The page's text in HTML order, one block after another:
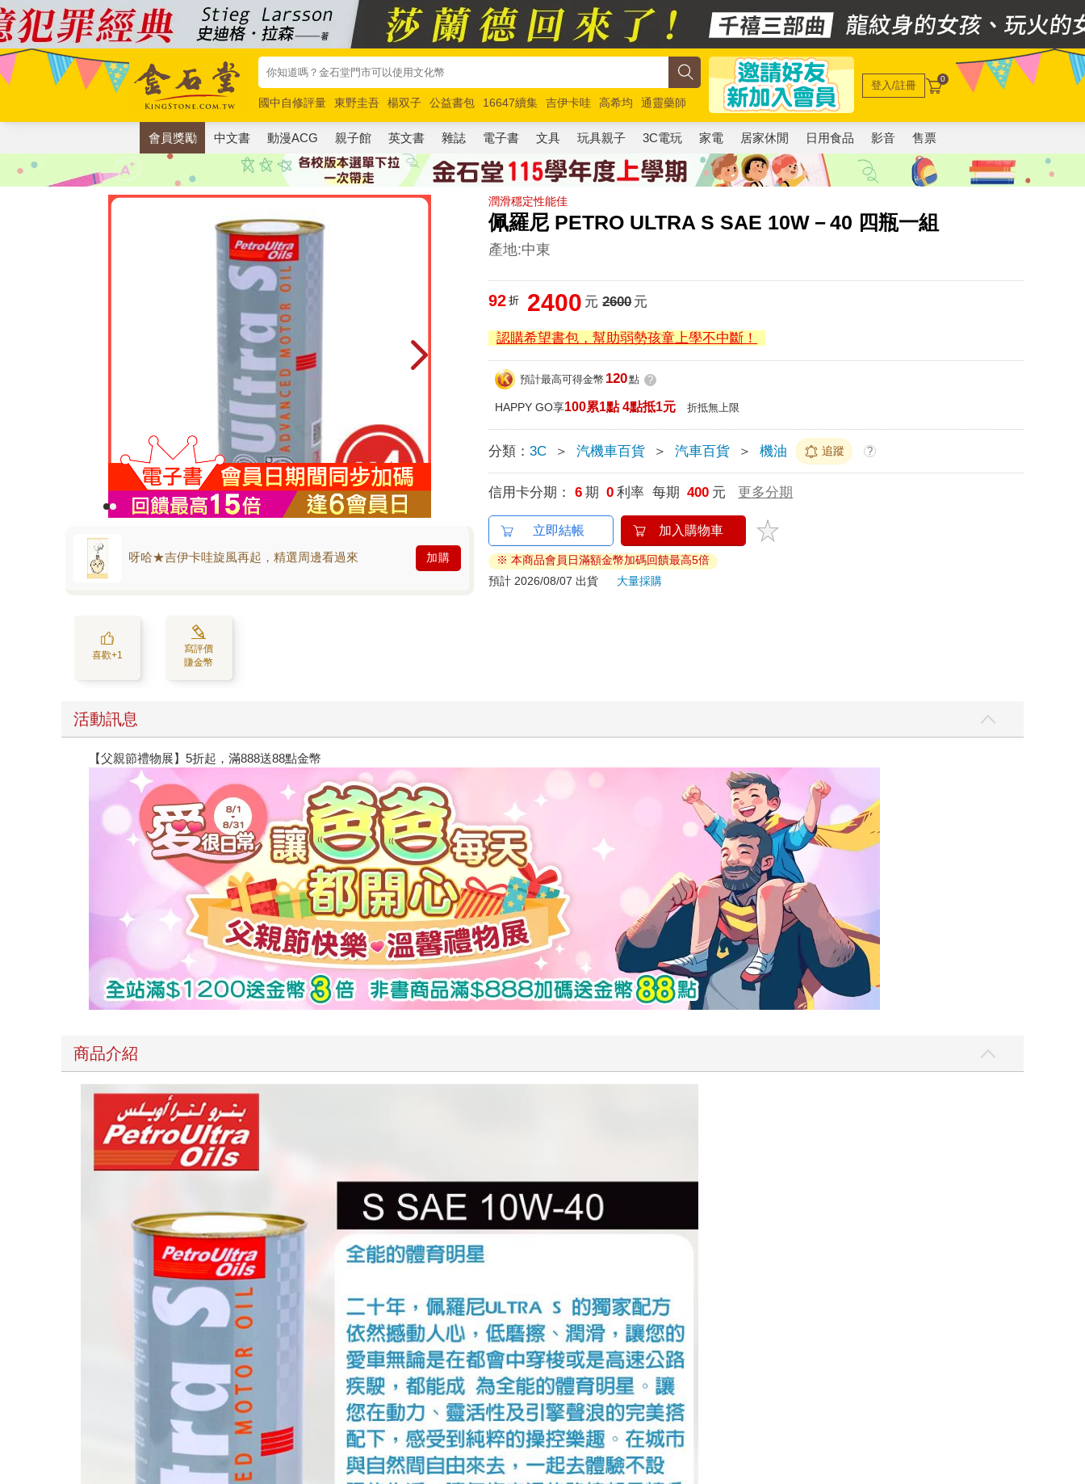
國中自修評量 東野圭吾 楊双子 公益書包 16647續集 吉伊卡哇 高希均
通靈藥師
唯紅花綻放
奧德賽 路邊攤新作 馬斯克 玩具總動員5 超慢跑
登入/註冊 0
會員獎勵 中文書 動漫ACG 親子館 英文書 雜誌 電子書 文具 玩具親子 3C電玩 家電 居家休閒 日用食品 影音 售票
潤滑穩定性能佳
佩羅尼 PETRO ULTRA S SAE 10W－40 四瓶一組
產地:中東
呀哈★吉伊卡哇旋風再起，精選周邊看過來 加購
喜歡+1
寫評價
賺金幣
92 折 2400 元 2600元
認購希望書包，幫助弱勢孩童上學不中斷！
預計最高可得金幣 120點 ?
HAPPY GO享100累1點 4點抵1元 折抵無上限
分類：3C ＞ 汽機車百貨 ＞ 汽車百貨 ＞ 機油 追蹤 ?
信用卡分期： 6 期 0 利率 每期 400 元 更多分期
立即結帳 加入購物車
※ 本商品會員日滿額金幣加碼回饋最高5倍
預計 2026/08/07 出貨
大量採購
活動訊息
【父親節禮物展】5折起，滿888送88點金幣
商品介紹